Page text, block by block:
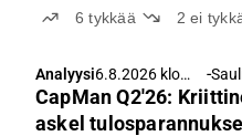
rakennussektorin
6tykkää 2ei
Analyysi6.8.2026 klo
17.22
-
CapMan Q2'26:
askel